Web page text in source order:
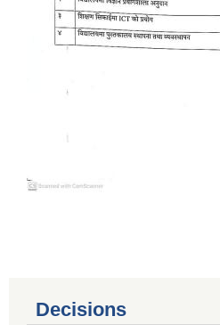
Decisions